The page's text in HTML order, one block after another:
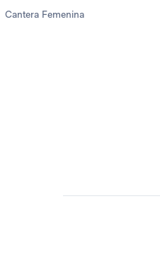
Cantera Femenina